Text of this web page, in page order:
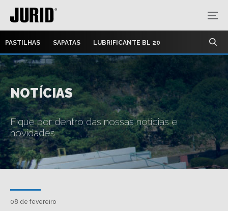
PASTILHAS SAPATAS LUBRIFICANTE BL 20
NOTÍCIAS
Fique por dentro das nossas notícias e
novidades
08 de fevereiro